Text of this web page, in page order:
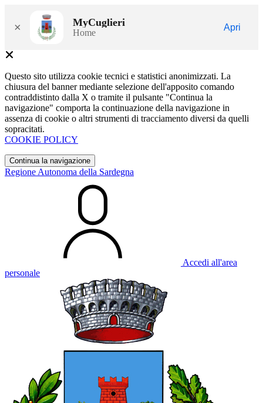
× MyCuglieri
Home
Apri
Questo sito utilizza cookie tecnici e statistici anonimizzati. La
chiusura del banner mediante selezione dell'apposito comando
contraddistinto dalla X o tramite il pulsante "Continua la
navigazione" comporta la continuazione della navigazione in
assenza di cookie o altri strumenti di tracciamento diversi da quelli
sopracitati.
COOKIE POLICY
Continua la navigazione
Regione Autonoma della Sardegna
Accedi all'area
personale